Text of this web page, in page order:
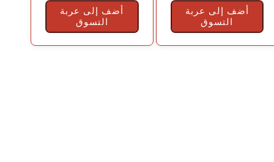
الاعتيادي
أضف إلى عربة
التسوق
أضف إلى عربة
التسوق